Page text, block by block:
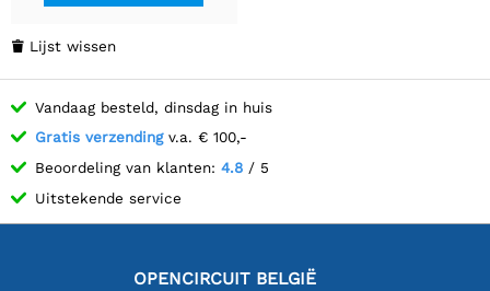
 Lijst wissen
Vandaag besteld, dinsdag in huis
Gratis verzendingv.a. € 100,-
Beoordeling van klanten: 4.8 / 5
Uitstekende service
OPENCIRCUIT BELGIË